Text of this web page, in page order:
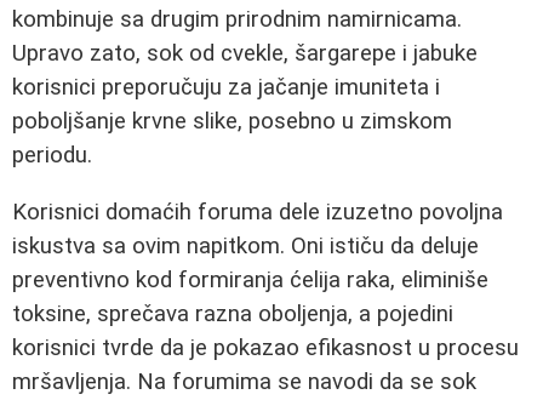
kombinuje sa drugim prirodnim namirnicama.
Upravo zato, sok od cvekle, šargarepe i jabuke
korisnici preporučuju za jačanje imuniteta i
poboljšanje krvne slike, posebno u zimskom
periodu.
Korisnici domaćih foruma dele izuzetno povoljna
iskustva sa ovim napitkom. Oni ističu da deluje
preventivno kod formiranja ćelija raka, eliminiše
toksine, sprečava razna oboljenja, a pojedini
korisnici tvrde da je pokazao efikasnost u procesu
mršavljenja. Na forumima se navodi da se sok